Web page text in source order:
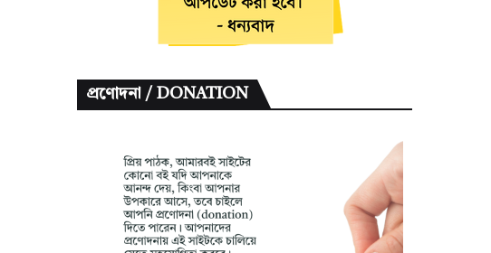
প্রণোদনা / DONATION